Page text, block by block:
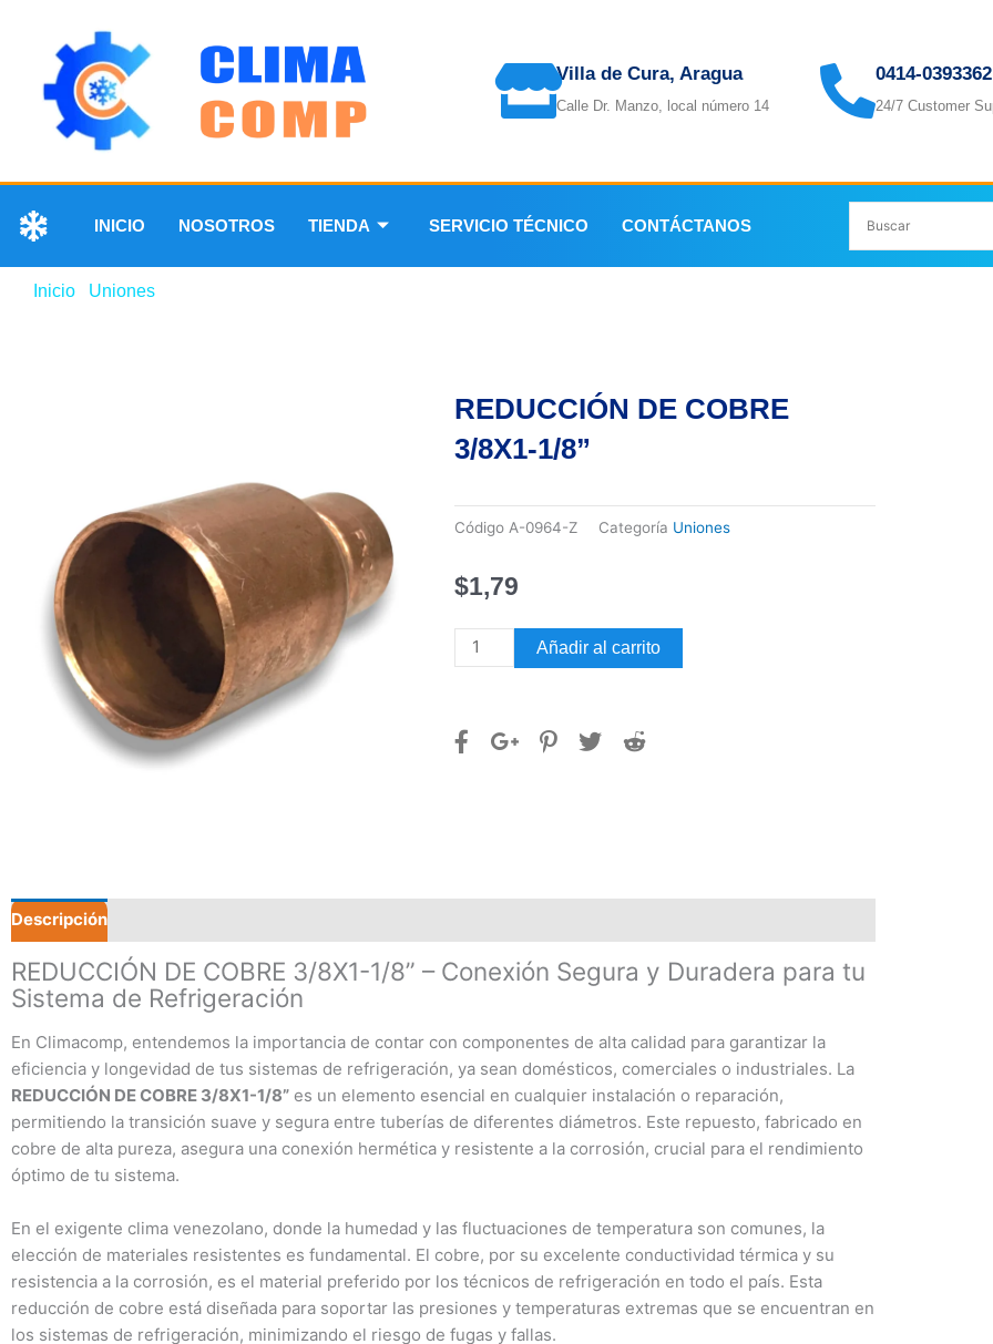
Villa de Cura, Aragua
Calle Dr. Manzo, local número 14
0414-0393362
24/7 Customer
INICIO NOSOTROS TIENDA SERVICIO TÉCNICO CONTÁCTANOS
Inicio Uniones
REDUCCIÓN DE COBRE
3/8X1-1/8”
Código A-0964-Z Categoría Uniones
$1,79
REDUCCIÓN
DE
1/8”
Añadir al carrito
Descripción
REDUCCIÓN DE COBRE 3/8X1-1/8” – Conexión Segura y Duradera para tu
Sistema de Refrigeración
En Climacomp, entendemos la importancia de contar con componentes de alta calidad para garantizar la
eficiencia y longevidad de tus sistemas de refrigeración, ya sean domésticos, comerciales o industriales. La
REDUCCIÓN DE COBRE 3/8X1-1/8” es un elemento esencial en cualquier instalación o reparación,
permitiendo la transición suave y segura entre tuberías de diferentes diámetros. Este repuesto, fabricado en
cobre de alta pureza, asegura una conexión hermética y resistente a la corrosión, crucial para el rendimiento
óptimo de tu sistema.
En el exigente clima venezolano, donde la humedad y las fluctuaciones de temperatura son comunes, la
elección de materiales resistentes es fundamental. El cobre, por su excelente conductividad térmica y su
resistencia a la corrosión, es el material preferido por los técnicos de refrigeración en todo el país. Esta
reducción de cobre está diseñada para soportar las presiones y temperaturas extremas que se encuentran en
los sistemas de refrigeración, minimizando el riesgo de fugas y fallas.